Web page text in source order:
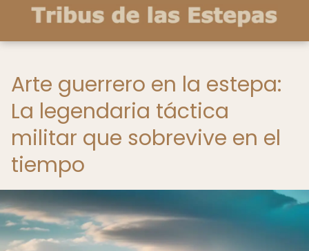
Arte guerrero en la estepa:
La legendaria táctica
militar que sobrevive en el
tiempo